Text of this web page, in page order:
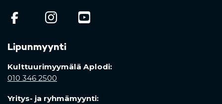
(opens in a new tab)
(opens in a new tab)
Lipunmyynti
Kulttuurimyymälä Aplodi:
010 346 2500
Yritys- ja ryhmämyynti: